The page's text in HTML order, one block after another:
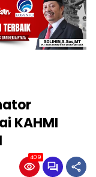
KAHMI
409